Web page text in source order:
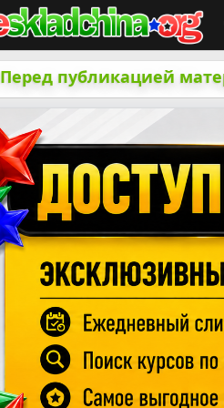
Перед публикацией